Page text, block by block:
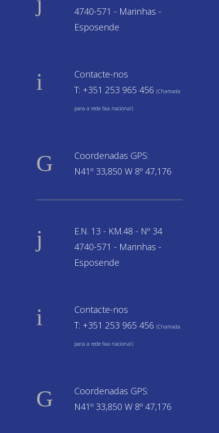
4740-571 - Marinhas -
Esposende
Contacte-nos
T: +351 253 965 456 (Chamada
para a rede fixa nacional)
Coordenadas GPS:
N41º 33,850 W 8º 47,176
E.N. 13 - KM.48 - Nº 34
4740-571 - Marinhas -
Esposende
Contacte-nos
T: +351 253 965 456 (Chamada
para a rede fixa nacional)
Coordenadas GPS:
N41º 33,850 W 8º 47,176